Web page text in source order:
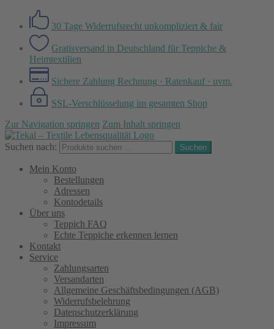
30 Tage Widerrufsrecht unkompliziert & fair
Gratisversand in Deutschland für Teppiche &
Heimtextilien
Sichere Zahlung Rechnung · Ratenkauf · uvm.
SSL-Verschlüsselung im gesamten Shop
Zur Navigation springen Zum Inhalt springen
Suchen nach: Suchen
Mein Konto
Bestellungen
Adressen
Kontodetails
Über uns
Teppich FAQ
Echte Teppiche erkennen lernen
Kontakt
Service
Zahlungsarten
Versandarten
Allgemeine Geschäftsbedingungen (AGB)
Widerrufsbelehrung
Datenschutzerklärung
Impressum